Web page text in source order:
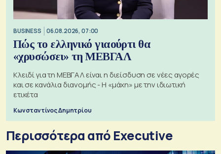
BUSINESS 06.08.2026, 07:00
Πώς το ελληνικό γιαούρτι θα
«χρυσώσει» τη ΜΕΒΓΑΛ
Κλειδί για τη ΜΕΒΓΑΛ είναι η διείσδυση σε νέες αγορές
και σε κανάλια διανομής - Η «μάχη» με την ιδιωτική
ετικέτα
Κωνσταντίνος Δημητρίου
Περισσότερα από Executive